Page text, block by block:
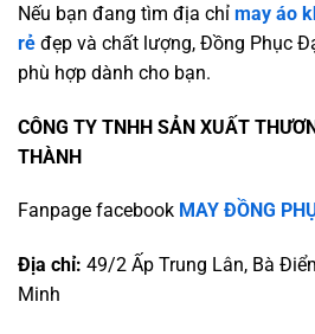
Nếu bạn đang tìm địa chỉ may áo
rẻ đẹp và chất lượng, Đồng Phục
phù hợp dành cho bạn.
CÔNG TY TNHH SẢN XUẤT
THÀNH
Fanpage facebook MAY ĐỒNG
Địa chỉ: 49/2 Ấp Trung Lân, Bà
Minh